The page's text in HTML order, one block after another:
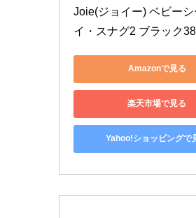
Joie(ジョイー) ベビーシ
イ・スナグ2 ブラック
Amazonで見る
楽天市場で見る
Yahoo!ショッピングで